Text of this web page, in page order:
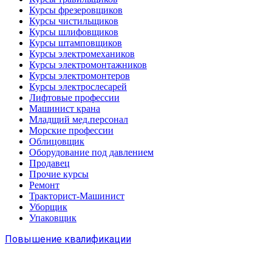
Курсы фрезеровщиков
Курсы чистильщиков
Курсы шлифовщиков
Курсы штамповщиков
Курсы электромехаников
Курсы электромонтажников
Курсы электромонтеров
Курсы электрослесарей
Лифтовые профессии
Машинист крана
Младщий мед.персонал
Морские профессии
Облицовщик
Оборудование под давлением
Продавец
Прочие курсы
Ремонт
Тракторист-Машинист
Уборщик
Упаковщик
Повышение квалификации